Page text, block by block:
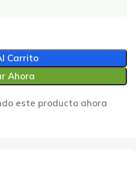
Carrito
Ahora
este producto ahora